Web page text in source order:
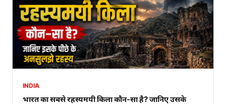
INDIA
भारत का सबसे रहस्यमयी किला कौन-सा है? जानिए उसके